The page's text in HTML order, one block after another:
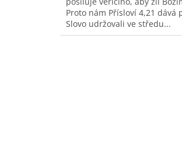
Proto nám Přísloví 4,21 dává
Slovo udržovali ve středu...